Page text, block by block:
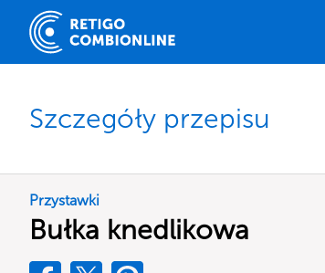
Szczegóły przepisu
Przystawki
Bułka knedlikowa